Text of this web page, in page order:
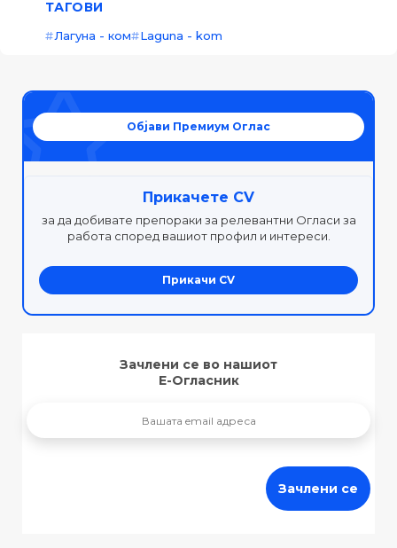
ТАГОВИ
Лагуна - ком Laguna - kom
Објави Премиум Оглас
Прикачете CV
за да добивате препораки за релевантни Огласи за
работа според вашиот профил и интереси.
Прикачи CV
Зачлени се во нашиот
Е-Огласник